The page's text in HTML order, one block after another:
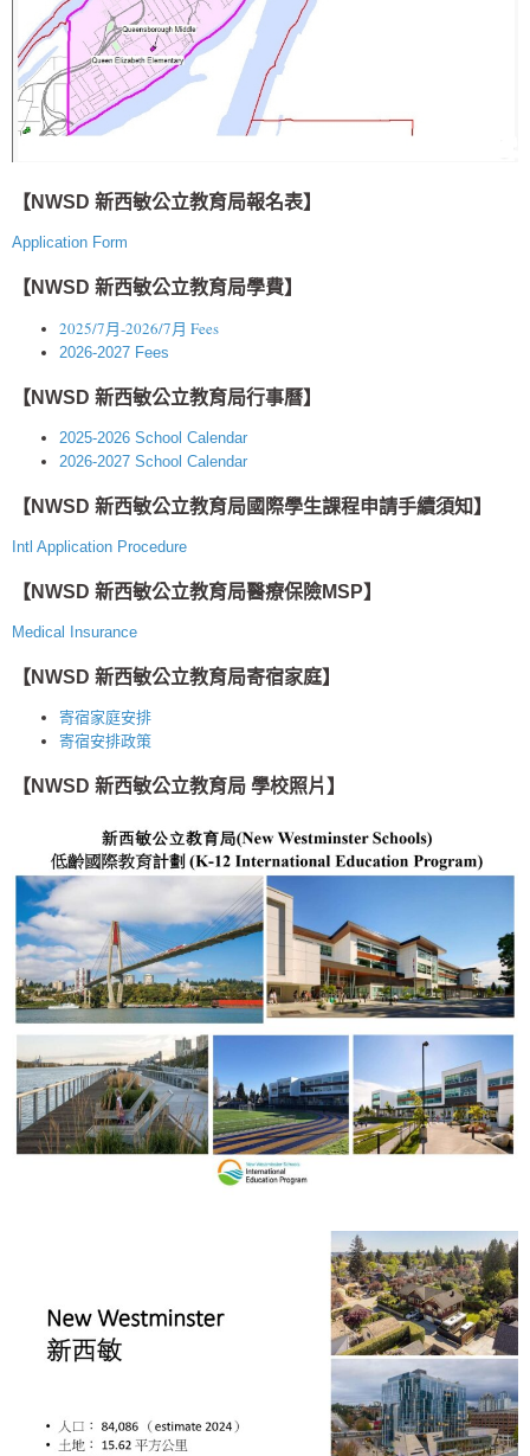
【 NWSD 新西敏公立教育局報名表】
Application Form
【 NWSD 新西敏公立教育局學費】
2025/7月-2026/7月 Fees
2026-2027 Fees
【NWSD 新西敏公立教育局行事曆】
2025-2026 School Calendar
2026-2027 School Calendar
【NWSD 新西敏公立教育局國際學生課程申請手續須知】
Intl Application Procedure
【NWSD 新西敏公立教育局醫療保險MSP】
Medical Insurance
【NWSD 新西敏公立教育局寄宿家庭】
寄宿家庭安排
寄宿安排政策
【NWSD 新西敏公立教育局 學校照片】